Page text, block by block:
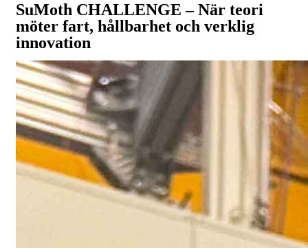
SuMoth CHALLENGE – När teori
möter fart, hållbarhet och verklig
innovation